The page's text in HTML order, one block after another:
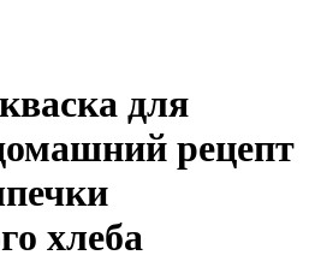
для
рецепт
хлеба